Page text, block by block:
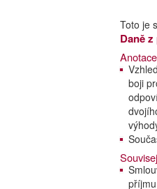
Toto je
Daně
boji